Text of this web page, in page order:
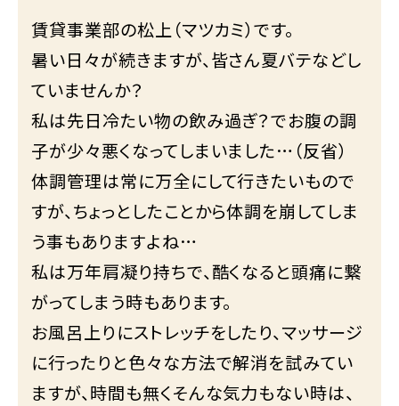
賃貸事業部の松上（マツカミ）です。
暑い日々が続きますが、皆さん夏バテなどし
ていませんか？
私は先日冷たい物の飲み過ぎ？でお腹の調
子が少々悪くなってしまいました…（反省）
体調管理は常に万全にして行きたいもので
すが、ちょっとしたことから体調を崩してしま
う事もありますよね…
私は万年肩凝り持ちで、酷くなると頭痛に繋
がってしまう時もあります。
お風呂上りにストレッチをしたり、マッサージ
に行ったりと色々な方法で解消を試みてい
ますが、時間も無くそんな気力もない時は、